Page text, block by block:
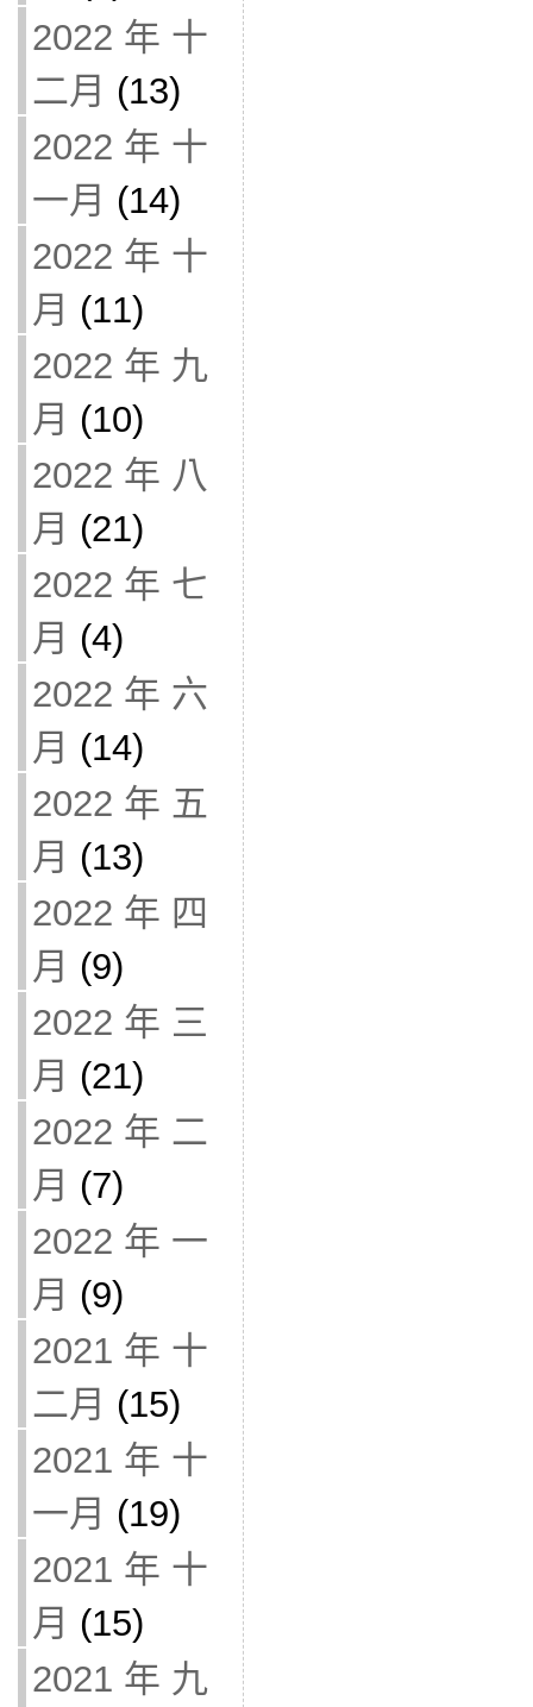
2022 年 十
二月 (13)
2022 年 十
一月 (14)
2022 年 十
月 (11)
2022 年 九
月 (10)
2022 年 八
月 (21)
2022 年 七
月 (4)
2022 年 六
月 (14)
2022 年 五
月 (13)
2022 年 四
月 (9)
2022 年 三
月 (21)
2022 年 二
月 (7)
2022 年 一
月 (9)
2021 年 十
二月 (15)
2021 年 十
一月 (19)
2021 年 十
月 (15)
2021 年 九